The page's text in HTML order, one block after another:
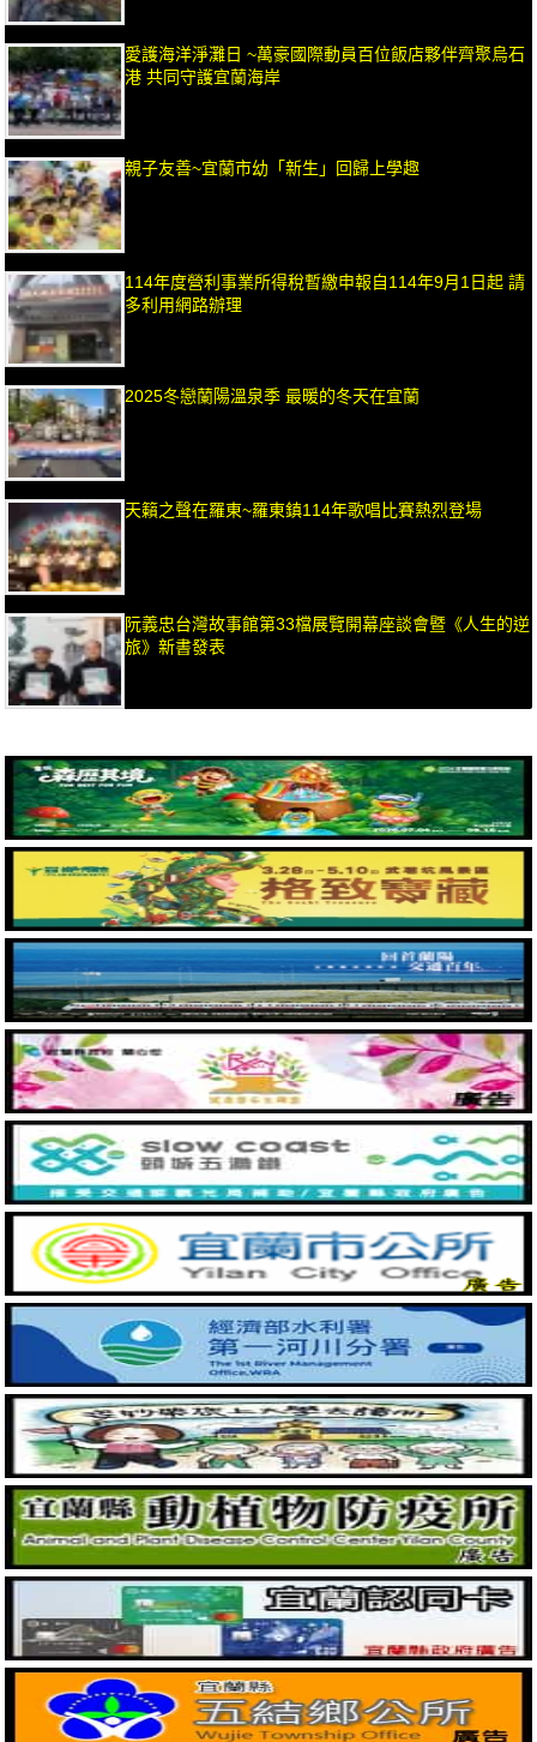
愛護海洋淨灘日 ~萬豪國際動員百位飯店夥伴齊聚烏石
港 共同守護宜蘭海岸
親子友善~宜蘭市幼「新生」回歸上學趣
114年度營利事業所得稅暫繳申報自114年9月1日起 請
多利用網路辦理
2025冬戀蘭陽溫泉季 最暖的冬天在宜蘭
天籟之聲在羅東~羅東鎮114年歌唱比賽熱烈登場
阮義忠台灣故事館第33檔展覽開幕座談會暨《人生的逆
旅》新書發表